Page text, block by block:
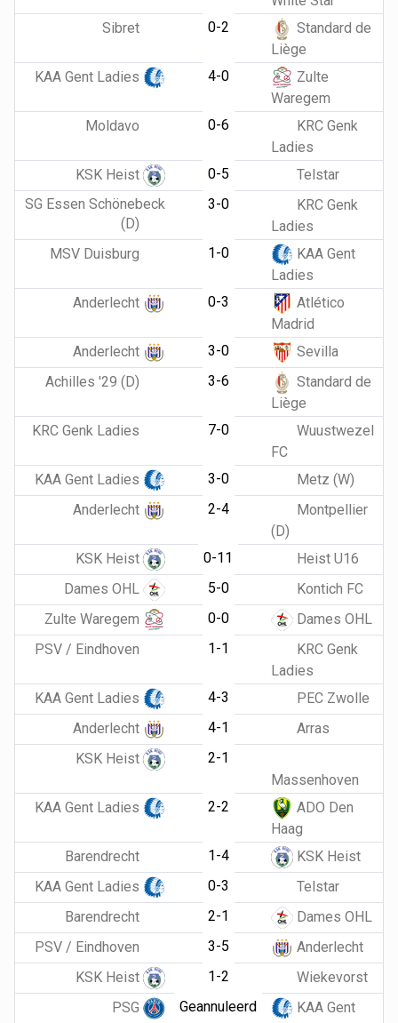
Sibret
0-2
Standard de
Liège
KAA Gent Ladies
4-0
Zulte
Waregem
Moldavo
0-6
KRC Genk
Ladies
KSK Heist
0-5
Telstar
SG Essen Schönebeck
(D)
3-0
KRC Genk
Ladies
MSV Duisburg
1-0
KAA Gent
Ladies
Anderlecht
0-3
Atlético
Madrid
Anderlecht
3-0
Sevilla
Achilles '29 (D)
3-6
Standard de
Liège
KRC Genk Ladies
7-0
Wuustwezel
FC
KAA Gent Ladies
3-0
Metz (W)
Anderlecht
2-4
Montpellier
(D)
KSK Heist
0-11
Heist U16
Dames OHL
5-0
Kontich FC
Zulte Waregem
0-0
Dames OHL
PSV / Eindhoven
1-1
KRC Genk
Ladies
KAA Gent Ladies
4-3
PEC Zwolle
Anderlecht
4-1
Arras
KSK Heist
2-1
Massenhoven
KAA Gent Ladies
2-2
ADO Den
Haag
Barendrecht
1-4
KSK Heist
KAA Gent Ladies
0-3
Telstar
Barendrecht
2-1
Dames OHL
PSV / Eindhoven
3-5
Anderlecht
KSK Heist
1-2
Wiekevorst
PSG
Geannuleerd
KAA Gent